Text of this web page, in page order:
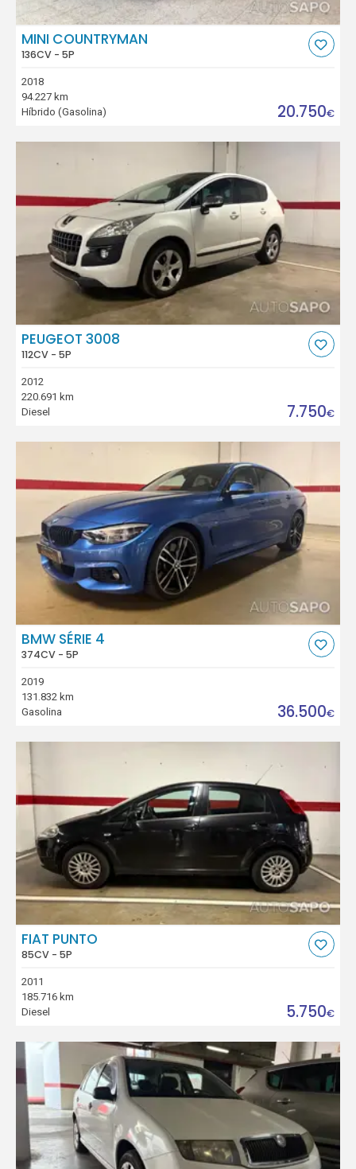
MINI COUNTRYMAN
136CV - 5P
2018
94.227 km
Híbrido (Gasolina)
20.750€
PEUGEOT 3008
112CV - 5P
2012
220.691 km
Diesel
7.750€
BMW SÉRIE 4
374CV - 5P
2019
131.832 km
Gasolina
36.500€
FIAT PUNTO
85CV - 5P
2011
185.716 km
Diesel
5.750€